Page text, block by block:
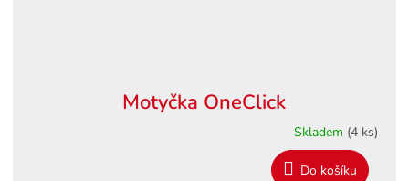
Motyčka OneClick
Skladem (4 ks)
Do košíku